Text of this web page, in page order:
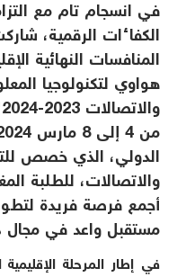
في انسجام تام مع
الكفاءات الرقمية،
المنافسات النهائية
هواوي لتكنولوجيا
والاتصالات 2023
-
2024
من 4إلى8 مارس
الدولي، الذي خصص
والاتصالات، للطلبة
أجمع فرصة فريدة
مستقبل واعد في مجال
في إطار المرحلة